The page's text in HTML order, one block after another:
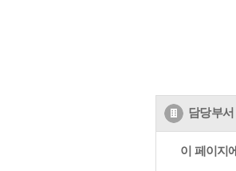
담당부서
이 페이지